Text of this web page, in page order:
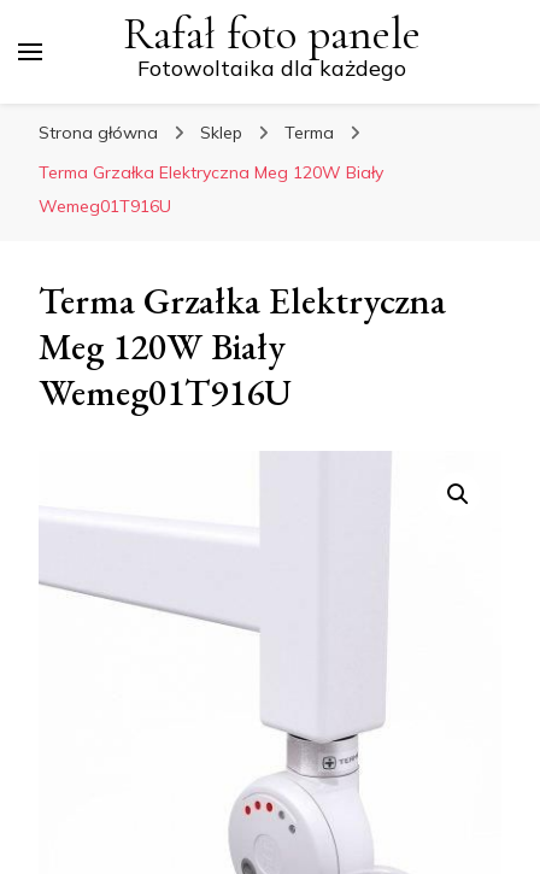
Rafał foto panele
Fotowoltaika dla każdego
Strona główna Sklep
Terma
Terma Grzałka Elektryczna Meg 120W Biały
Wemeg01T916U
Terma Grzałka Elektryczna
Meg 120W Biały
Wemeg01T916U